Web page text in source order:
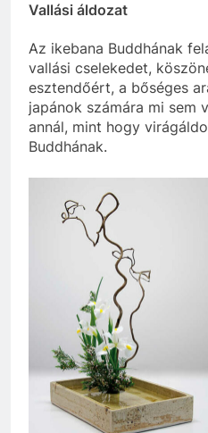
Vallási áldozat
Az ikebana Buddhának
vallási cselekedet,
esztendőért, a bőséges
japánok számára mi sem
annál, mint hogy
Buddhának.